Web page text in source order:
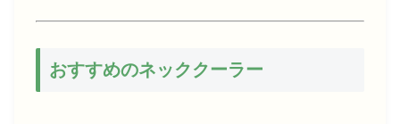
おすすめのネッククーラー